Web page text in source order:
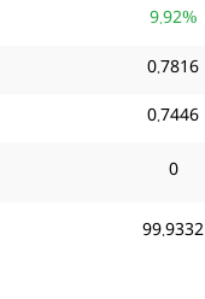
9.92%
0.7816
0.7446
0
99.9332